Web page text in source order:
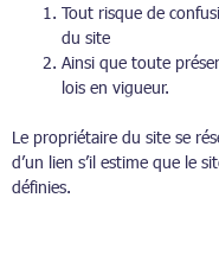
Tout risque de
du site
Ainsi que toute
lois en vigueur.
Le propriétaire du site se
d’un lien s’il estime que le
définies.